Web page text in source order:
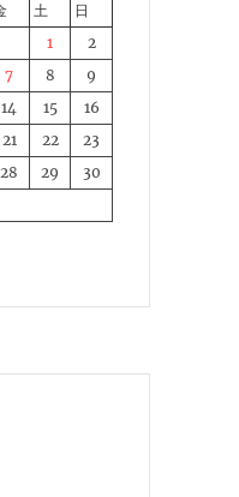
土
日
1
2
7 8
9
14 15
16
21 22
23
28 29
30